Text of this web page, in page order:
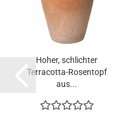
Hoher, schlichter
Terracotta-Rosentopf
aus...